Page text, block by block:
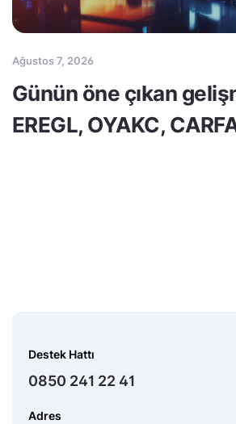
Ağustos 7, 2026
Günün öne çıkan
EREGL, OYAKC,
Destek Hattı
0850 241 22 41
Adres